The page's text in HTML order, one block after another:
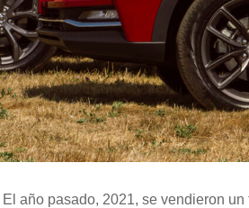
El año pasado, 2021, se vendieron un